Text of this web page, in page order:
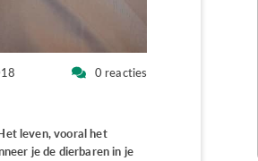
0 reacties
leven, vooral het
je de dierbaren in je